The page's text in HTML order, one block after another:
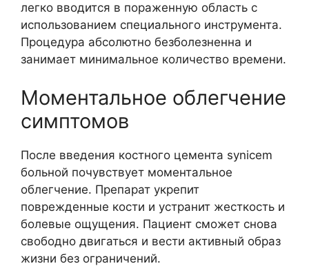
легко вводится в пораженную область с
использованием специального инструмента.
Процедура абсолютно безболезненна и
занимает минимальное количество времени.
Моментальное облегчение
симптомов
После введения костного цемента synicem
больной почувствует моментальное
облегчение. Препарат укрепит
поврежденные кости и устранит жесткость и
болевые ощущения. Пациент сможет снова
свободно двигаться и вести активный образ
жизни без ограничений.